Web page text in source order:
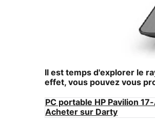
Il est temps d'explorer le
effet, vous pouvez vous
PC portable HP Pavilion
Acheter sur Darty